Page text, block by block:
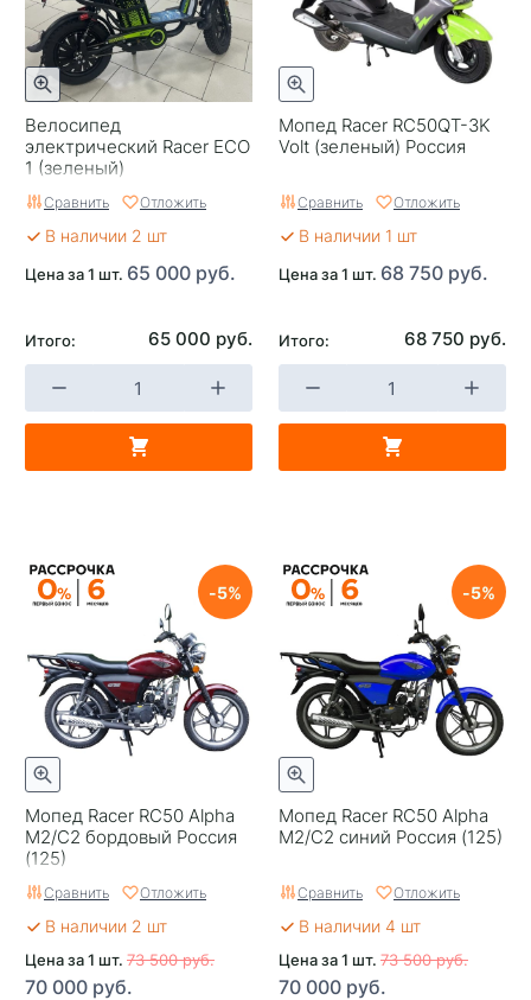
Велосипед
электрический Racer ECO
1 (зеленый)
Сравнить Отложить
В наличии 2 шт
Цена за 1 шт. 65 000 руб.
Итого: 65 000 руб.
Мопед Racer RC50QT-3K
Volt (зеленый) Россия
Сравнить Отложить
В наличии 1 шт
Цена за 1 шт. 68 750 руб.
Итого: 68 750 руб.
Мопед Racer RC50 Alpha
M2/C2 бордовый Россия
(125)
5
Сравнить Отложить
В наличии 2 шт
Цена за 1 шт. 73 500 руб.
70 000 руб.
Мопед Racer RC50 Alpha
M2/C2 синий Россия (125)
5
Сравнить Отложить
В наличии 4 шт
Цена за 1 шт. 73 500 руб.
70 000 руб.